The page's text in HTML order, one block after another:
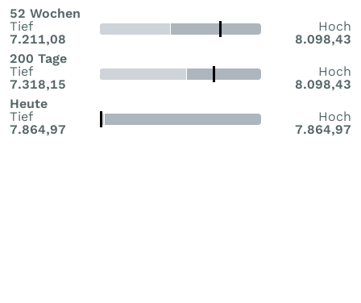
52 Wochen
Tief
7.211,08
Hoch
8.098,43
200 Tage
Tief
7.318,15
Hoch
8.098,43
Heute
Tief
7.864,97
Hoch
7.864,97